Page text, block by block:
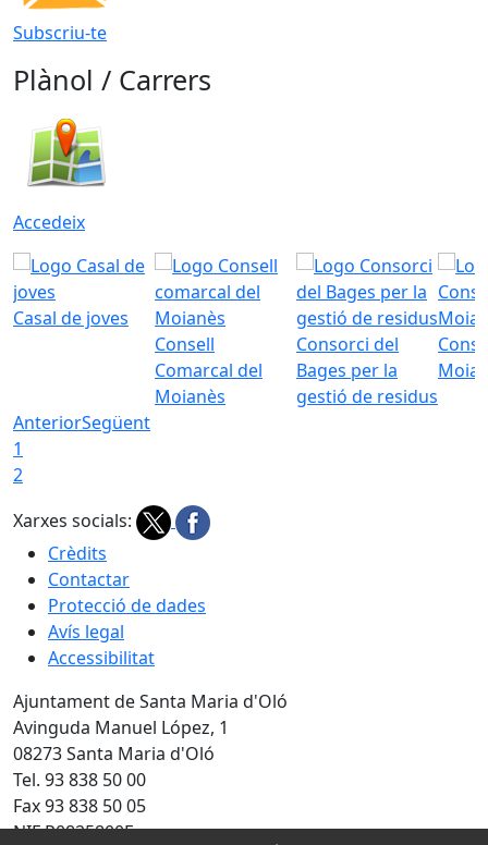
Subscriu-te
Plànol / Carrers
Accedeix
Casal de joves
Consell
Comarcal del
Moianès
Consorci del
Bages per la
gestió de residus
AnteriorSegüent
1
2
Xarxes socials:
Crèdits
Contactar
Protecció de dades
Avís legal
Accessibilitat
Ajuntament de Santa Maria d'Oló
Avinguda Manuel López, 1
08273 Santa Maria d'Oló
Tel. 93 838 50 00
Fax 93 838 50 05
NIF P0825800F